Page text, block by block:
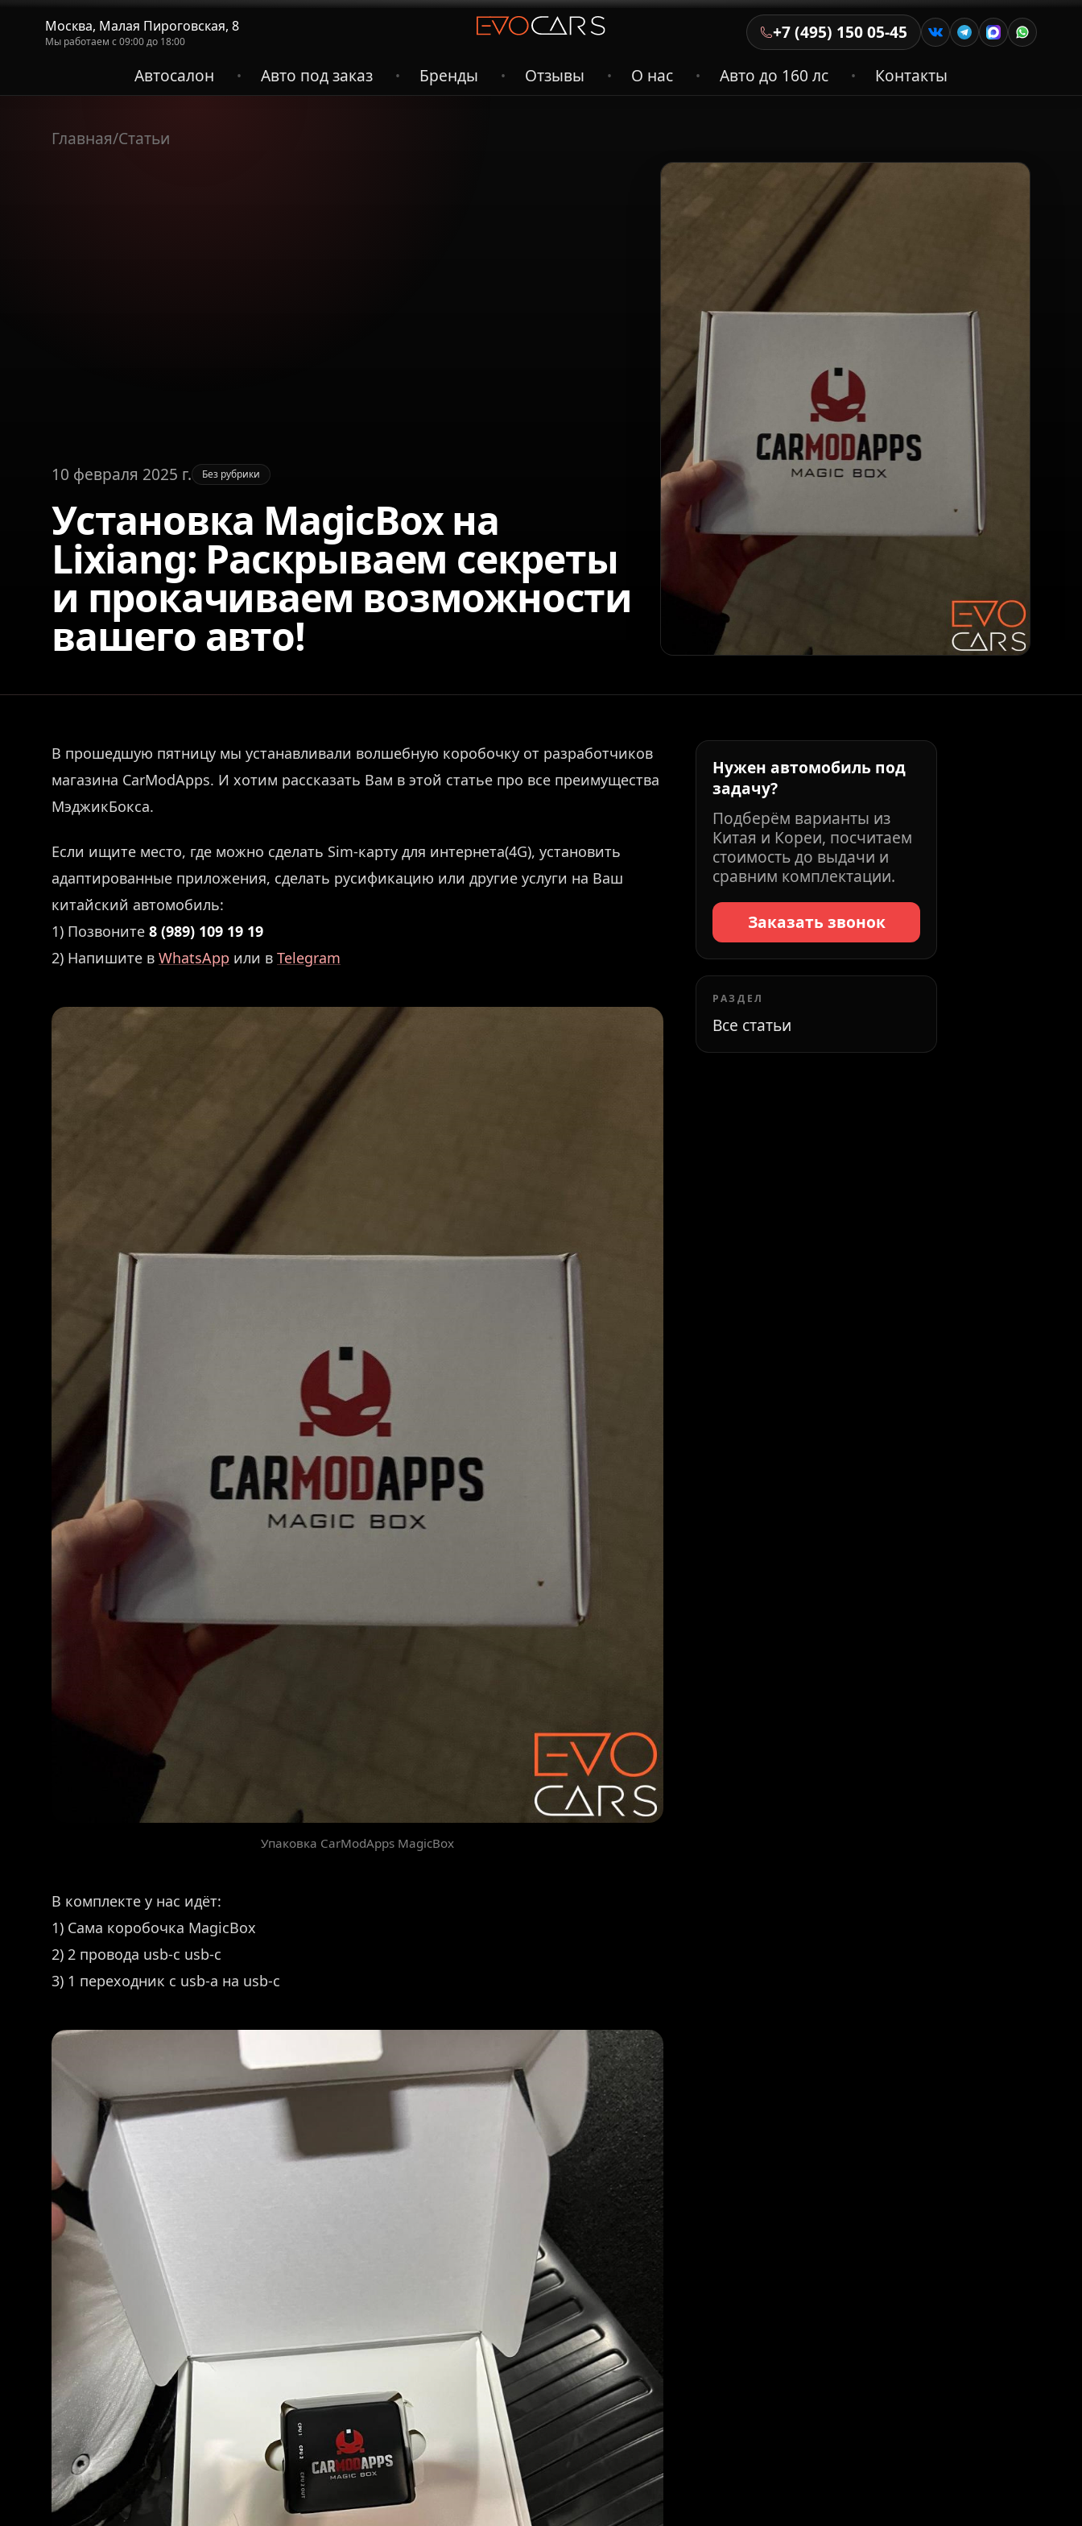
Москва, Малая Пироговская, 8
Мы работаем с 09:00 до 18:00
+7 (495) 150 05-45
Автосалон
• Авто под заказ • Бренды • Отзывы • О нас • Авто до 160 лс • Контакты
Главная/Статьи
10 февраля 2025 г. Без рубрики
Установка MagicBox на
Lixiang: Раскрываем секреты
и прокачиваем возможности
вашего авто!
В прошедшую пятницу мы устанавливали волшебную коробочку от разработчиков
магазина CarModApps. И хотим рассказать Вам в этой статье про все преимущества
МэджикБокса.
Если ищите место, где можно сделать Sim-карту для интернета(4G), установить
адаптированные приложения, сделать русификацию или другие услуги на Ваш
китайский автомобиль:
1) Позвоните 8 (989) 109 19 19
2) Напишите в WhatsApp или в Telegram
Упаковка CarModApps MagicBox
В комплекте у нас идёт:
1) Сама коробочка MagicBox
2) 2 провода usb-c usb-c
3) 1 переходник с usb-a на usb-c
Нужен автомобиль под
задачу?
Подберём варианты из
Китая и Кореи, посчитаем
стоимость до выдачи и
сравним комплектации.
Заказать звонок
РАЗДЕЛ
Все статьи